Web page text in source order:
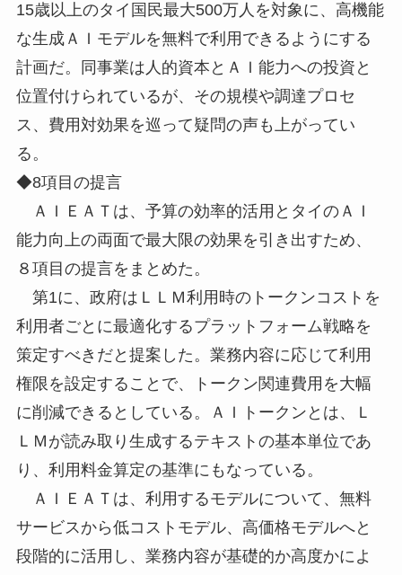
15歳以上のタイ国民最大500万人を対象に、高機能
な生成ＡＩモデルを無料で利用できるようにする
計画だ。同事業は人的資本とＡＩ能力への投資と
位置付けられているが、その規模や調達プロセ
ス、費用対効果を巡って疑問の声も上がってい
る。
◆8項目の提言
ＡＩＥＡＴは、予算の効率的活用とタイのＡＩ
能力向上の両面で最大限の効果を引き出すため、
８項目の提言をまとめた。
第1に、政府はＬＬＭ利用時のトークンコストを
利用者ごとに最適化するプラットフォーム戦略を
策定すべきだと提案した。業務内容に応じて利用
権限を設定することで、トークン関連費用を大幅
に削減できるとしている。ＡＩトークンとは、Ｌ
ＬＭが読み取り生成するテキストの基本単位であ
り、利用料金算定の基準にもなっている。
ＡＩＥＡＴは、利用するモデルについて、無料
サービスから低コストモデル、高価格モデルへと
段階的に活用し、業務内容が基礎的か高度かによ